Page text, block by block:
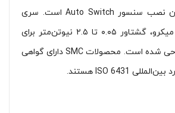
۳ نیوتن‌متر و امکان نصب سنسور Auto Switch است. سری
MSQB با تکنولوژی میکرو، گشتاور ۰.۰۵ تا ۲.۵ نیوتن‌متر برای
کاربردهای ظریف طراحی شده است. محصولات SMC دارای گواهی